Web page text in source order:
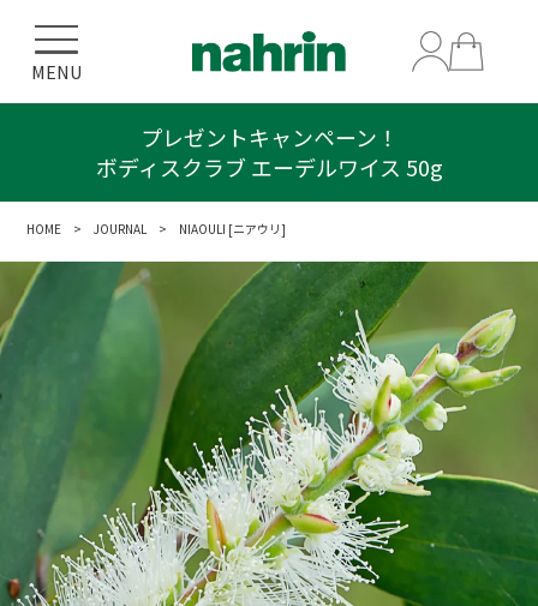
MENU
プレゼントキャンペーン！
ボディスクラブ エーデルワイス 50g
HOME >JOURNAL> NIAOULI [ニアウリ]